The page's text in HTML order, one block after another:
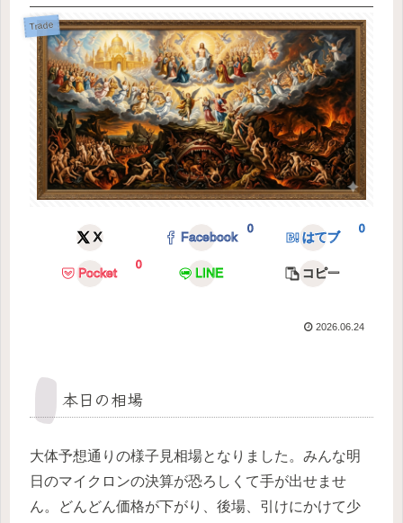
Trade
X Facebook
0
はてブ
0
Pocket
0
LINE コピー
2026.06.24
本日の相場
大体予想通りの様子見相場となりました。みんな明
日のマイクロンの決算が恐ろしくて手が出せませ
ん。どんどん価格が下がり、後場、引けにかけて少